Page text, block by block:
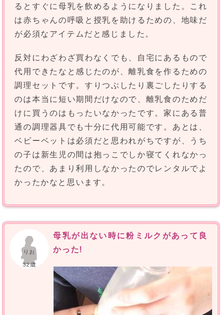
るとすぐに母乳を飲めるようになりました。これ
は赤ちゃんの呼吸と授乳を助けるための、地味だ
が必須なアイテムだと感じました。
反対にわざわざ買わなくでも、自宅にあるもので
代用できたなと感じたのが、離乳食を作るための
調理セットです。すりつぶしたり裏ごしたりする
のは本当に短い期間だけなので、離乳食のためだ
けに買うのはもったいなかったです。家にある普
通の調理器具でも十分に代用可能です。あとは、
ベビーベットは必須だと思われがちですが、うち
の子は新生児の間は抱っこでしか寝てくれなかっ
たので、あまり利用しなかったのでレンタルでよ
かったかなと思います。
りお
32歳
母乳が出ない時に粉ミルクがあって良
かった!